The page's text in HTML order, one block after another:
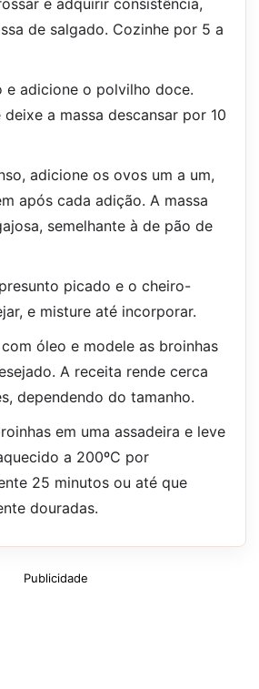
de salgado. Cozinhe por 5 a
e adicione o polvilho doce.
a massa descansar por 10
adicione os ovos um a um,
após cada adição. A massa
semelhante à de pão de
picado e o cheiro-
e misture até incorporar.
óleo e modele as broinhas
A receita rende cerca
dependendo do tamanho.
em uma assadeira e leve
a 200ºC por
25 minutos ou até que
douradas.
Publicidade